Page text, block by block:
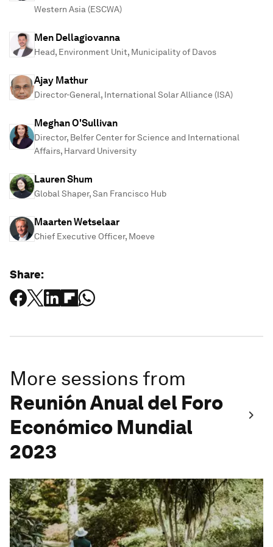
Western Asia (ESCWA)
Men Dellagiovanna
Head, Environment Unit, Municipality of Davos
Ajay Mathur
Director-General, International Solar Alliance (ISA)
Meghan O'Sullivan
Director, Belfer Center for Science and International
Affairs, Harvard University
Lauren Shum
Global Shaper, San Francisco Hub
Maarten Wetselaar
Chief Executive Officer, Moeve
Share:
More sessions from
Reunión Anual del Foro
Económico Mundial
2023